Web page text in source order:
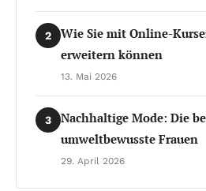
2
Wie Sie mit Online-
erweitern können
13. Mai 2026
3
Nachhaltige Mode: Die
umweltbewusste Frauen
29. April 2026